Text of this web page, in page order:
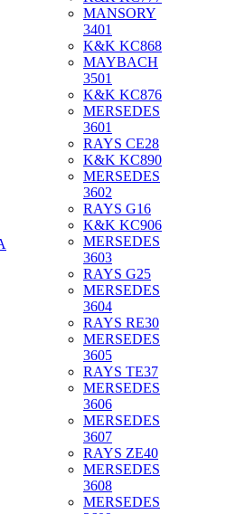
MANSORY
3401
K&K KC868
MAYBACH
3501
K&K KC876
MERSEDES
3601
RAYS CE28
K&K KC890
MERSEDES
3602
RAYS G16
K&K KC906
MERSEDES
3603
RAYS G25
MERSEDES
3604
RAYS RE30
MERSEDES
3605
RAYS TE37
MERSEDES
3606
MERSEDES
3607
RAYS ZE40
MERSEDES
3608
MERSEDES